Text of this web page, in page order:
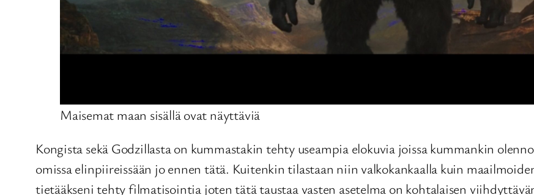
Maisemat maan sisällä ovat näyttäviä
Kongista sekä Godzillasta on kummastakin tehty useampia elokuvia joissa kummankin
omissa elinpiireissään jo ennen tätä. Kuitenkin tilastaan niin valkokankaalla kuin
tietääkseni tehty filmatisointia joten tätä taustaa vasten asetelma on kohtalaisen